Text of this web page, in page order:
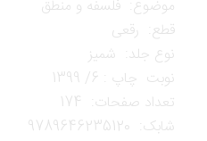
موضوع: فلسفه و منطق
قطع: رقعی
نوع جلد: شمیز
نوبت چاپ : 6/ 1399
تعداد صفحات: 174
شابک: 9789646235120